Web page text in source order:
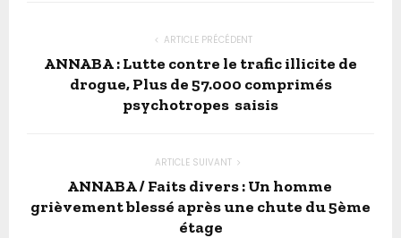
ARTICLE PRÉCÉDENT
ANNABA : Lutte contre le trafic illicite de
drogue, Plus de 57.000 comprimés
psychotropes saisis
ARTICLE SUIVANT
ANNABA / Faits divers : Un homme
grièvement blessé après une chute du 5ème
étage